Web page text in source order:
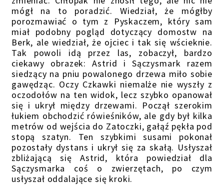
mógł na to poradzić. Wiedział, że mógłby
porozmawiać o tym z Pyskaczem, który sam
miał podobny pogląd dotyczący domostw na
Berk, ale wiedział, że ojciec i tak się wścieknie.
Tak powoli idą przez las, zobaczył, bardzo
ciekawy obrazek: Astrid i Sączysmark razem
siedzący na pniu powalonego drzewa miło sobie
gawędząc. Oczy Czkawki niemalże nie wyszły z
oczodołów na ten widok, lecz szybko opanował
się i ukrył między drzewami. Począł szerokim
łukiem obchodzić rówieśników, ale gdy był kilka
metrów od wejścia do Zatoczki, gałąź pękła pod
stopą szatyn. Ten szybkimi susami pokonał
pozostały dystans i ukrył się za skałą. Usłyszał
zbliżającą się Astrid, która powiedział dla
Sączysmarka coś o zwierzętach, po czym
usłyszał oddalające się kroki.